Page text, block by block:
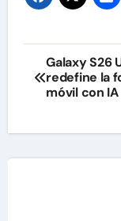
de
Galaxy S26
redefine la
móvil con IA